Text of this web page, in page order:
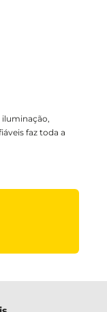
iluminação,
faz toda a